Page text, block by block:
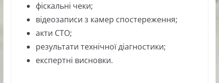
фіскальні чеки;
відеозаписи з камер спостереження;
акти СТО;
результати технічної діагностики;
експертні висновки.